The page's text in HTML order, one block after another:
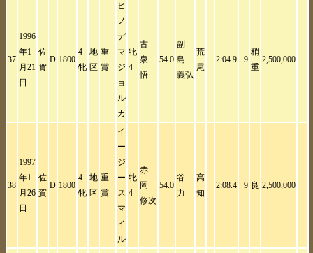
37
1996
年1
月21
日
佐
賀
D 1800
4
牝
地
区
重
賞
ヒ
ノ
デ
マ
ジ
ョ
ル
カ
牝
4
古
泉
悟
54.0
副
島
義弘
荒
尾
2:04.9 9
稍
重
2,500,000
38
1997
年1
月26
日
佐
賀
D 1800
4
牝
地
区
重
賞
イ
ー
ジ
ー
ス
マ
イ
ル
牝
4
赤
岡
修次
54.0
谷
力
高
知
2:08.4 9 良 2,500,000